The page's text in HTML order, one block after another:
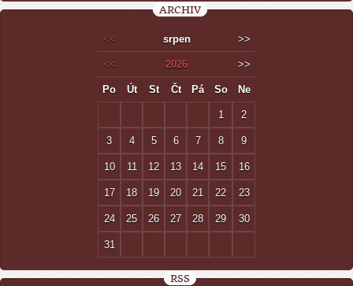
ARCHIV
<< srpen >>
<< 2026 >>
Po Út St Čt Pá So Ne
1 2
3 4 5 6 7 8 9
10 11 12 13 14 15 16
17 18 19 20 21 22 23
24 25 26 27 28 29 30
31
RSS